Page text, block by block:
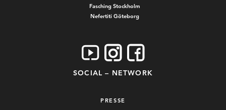
Fasching Stockholm
Nefertiti Göteborg
SOCIAL – NETWORK
PRESSE